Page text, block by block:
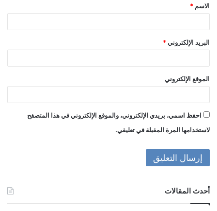
*
الاسم *
البريد الإلكتروني *
الموقع الإلكتروني
احفظ اسمي، بريدي الإلكتروني، والموقع الإلكتروني في هذا المتصفح
لاستخدامها المرة المقبلة في تعليقي.
أحدث المقالات